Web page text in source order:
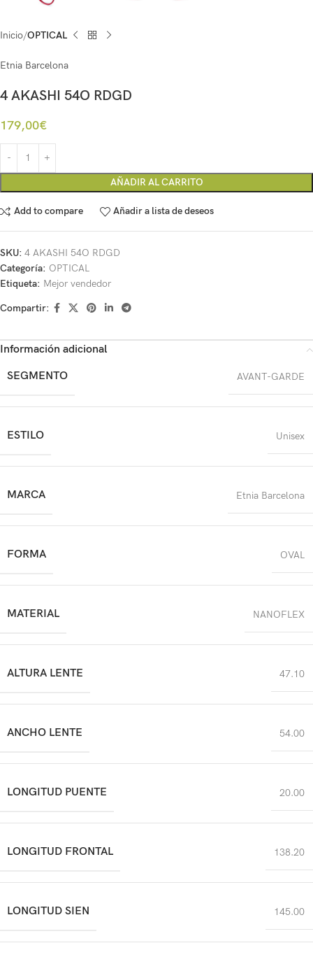
Inicio OPTICAL
Etnia Barcelona
4 AKASHI 54O RDGD
179,00€
AÑADIR AL CARRITO
Add to compare Añadir a lista de deseos
SKU: 4 AKASHI 54O RDGD
Categoría: OPTICAL
Etiqueta: Mejor vendedor
Compartir:
Información adicional
SEGMENTO
AVANT-GARDE
ESTILO Unisex
MARCA Etnia Barcelona
FORMA OVAL
MATERIAL NANOFLEX
ALTURA LENTE 47.10
ANCHO LENTE 54.00
LONGITUD PUENTE 20.00
LONGITUD FRONTAL 138.20
LONGITUD SIEN 145.00